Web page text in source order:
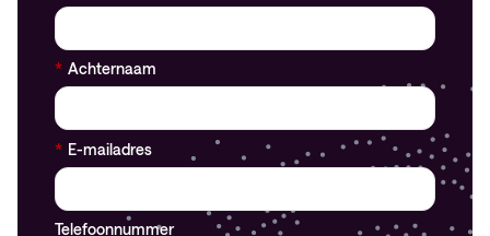
* Achternaam
* E-mailadres
Telefoonnummer